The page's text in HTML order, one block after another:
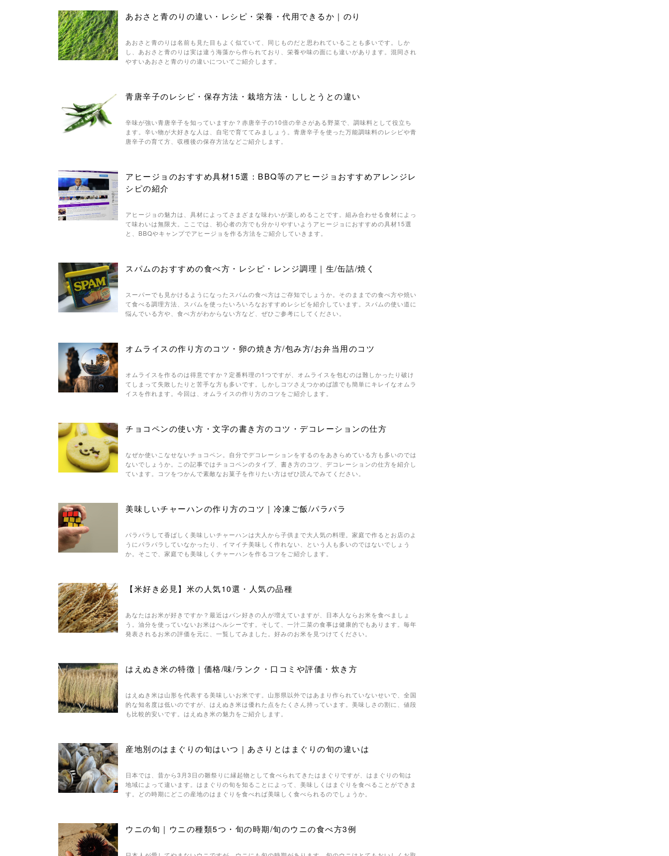
あおさと青のりの違い・レシピ・栄養・代用できるか｜のり
あおさと青のりは名前も見た目もよく似ていて、同じものだと思われていることも多いです。しか
し、あおさと青のりは実は違う海藻から作られており、栄養や味の面にも違いがあります。混同され
やすいあおさと青のりの違いについてご紹介します。
青唐辛子のレシピ・保存方法・栽培方法・ししとうとの違い
辛味が強い青唐辛子を知っていますか？赤唐辛子の10倍の辛さがある野菜で、調味料として役立ち
ます。辛い物が大好きな人は、自宅で育ててみましょう。青唐辛子を使った万能調味料のレシピや青
唐辛子の育て方、収穫後の保存方法などご紹介します。
アヒージョのおすすめ具材15選：BBQ等のアヒージョおすすめアレンジレ
シピの紹介
アヒージョの魅力は、具材によってさまざまな味わいが楽しめることです。組み合わせる食材によっ
て味わいは無限大。ここでは、初心者の方でも分かりやすいようアヒージョにおすすめの具材15選
と、BBQやキャンプでアヒージョを作る方法をご紹介していきます。
スパムのおすすめの食べ方・レシピ・レンジ調理｜生/缶詰/焼く
スーパーでも見かけるようになったスパムの食べ方はご存知でしょうか。そのままでの食べ方や焼い
て食べる調理方法、スパムを使ったいろいろなおすすめレシピを紹介しています。スパムの使い道に
悩んでいる方や、食べ方がわからない方など、ぜひご参考にしてください。
オムライスの作り方のコツ・卵の焼き方/包み方/お弁当用のコツ
オムライスを作るのは得意ですか？定番料理の1つですが、オムライスを包むのは難しかったり破け
てしまって失敗したりと苦手な方も多いです。しかしコツさえつかめば誰でも簡単にキレイなオムラ
イスを作れます。今回は、オムライスの作り方のコツをご紹介します。
チョコペンの使い方・文字の書き方のコツ・デコレーションの仕方
なぜか使いこなせないチョコペン。自分でデコレーションをするのをあきらめている方も多いのでは
ないでしょうか。この記事ではチョコペンのタイプ、書き方のコツ、デコレーションの仕方を紹介し
ています。コツをつかんで素敵なお菓子を作りたい方はぜひ読んでみてください。
美味しいチャーハンの作り方のコツ｜冷凍ご飯/パラパラ
パラパラして香ばしく美味しいチャーハンは大人から子供まで大人気の料理。家庭で作るとお店のよ
うにパラパラしていなかったり、イマイチ美味しく作れない、という人も多いのではないでしょう
か。そこで、家庭でも美味しくチャーハンを作るコツをご紹介します。
【米好き必見】米の人気10選・人気の品種
あなたはお米が好きですか？最近はパン好きの人が増えていますが、日本人ならお米を食べましょ
う。油分を使っていないお米はヘルシーです。そして、一汁二菜の食事は健康的でもあります。毎年
発表されるお米の評価を元に、一覧してみました。好みのお米を見つけてください。
はえぬき米の特徴｜価格/味/ランク・口コミや評価・炊き方
はえぬき米は山形を代表する美味しいお米です。山形県以外ではあまり作られていないせいで、全国
的な知名度は低いのですが、はえぬき米は優れた点をたくさん持っています。美味しさの割に、値段
も比較的安いです。はえぬき米の魅力をご紹介します。
産地別のはまぐりの旬はいつ｜あさりとはまぐりの旬の違いは
日本では、昔から3月3日の雛祭りに縁起物として食べられてきたはまぐりですが、はまぐりの旬は
地域によって違います。はまぐりの旬を知ることによって、美味しくはまぐりを食べることができま
す。どの時期にどこの産地のはまぐりを食べれば美味しく食べられるのでしょうか。
ウニの旬｜ウニの種類5つ・旬の時期/旬のウニの食べ方3例